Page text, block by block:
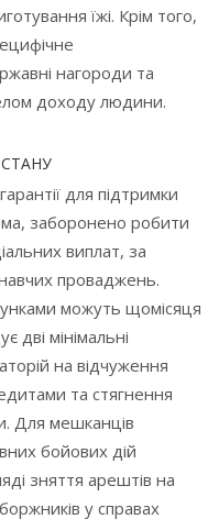
їжі. Крім того,
нагороди та
доходу людини.
для підтримки
заборонено робити
виплат, за
проваджень.
можуть щомісяця
мінімальні
на відчуження
та стягнення
Для мешканців
бойових дій
зняття арештів на
у справах